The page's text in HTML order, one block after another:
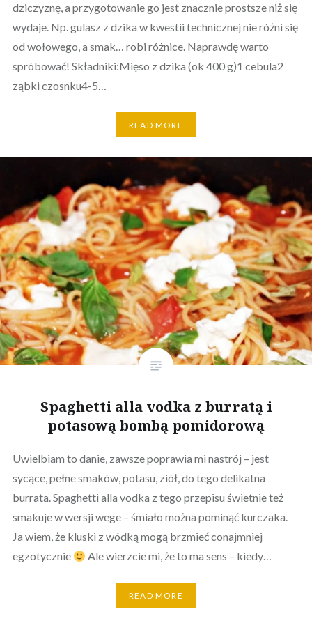
dziczyznę, a przygotowanie go jest znacznie prostsze niż się
wydaje. Np. gulasz z dzika w kwestii technicznej nie różni się
od wołowego, a smak… robi różnice. Naprawdę warto
spróbować! Składniki:Mięso z dzika (ok 400 g)1 cebula2
ząbki czosnku4-5…
READ MORE
Spaghetti alla vodka z burratą i
potasową bombą pomidorową
Uwielbiam to danie, zawsze poprawia mi nastrój – jest
sycące, pełne smaków, potasu, ziół, do tego delikatna
burrata. Spaghetti alla vodka z tego przepisu świetnie też
smakuje w wersji wege – śmiało można pominąć kurczaka.
Ja wiem, że kluski z wódką mogą brzmieć conajmniej
egzotycznie
Ale wierzcie mi, że to ma sens – kiedy…
READ MORE